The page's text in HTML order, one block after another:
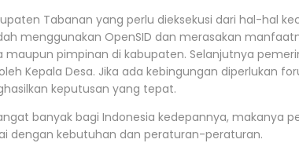
Tabanan yang perlu dieksekusi dari hal-hal
menggunakan OpenSID dan merasakan
maupun pimpinan di kabupaten. Selanjutnya
Kepala Desa. Jika ada kebingungan diperlukan
keputusan yang tepat.
banyak bagi Indonesia kedepannya, makanya
dengan kebutuhan dan peraturan-peraturan.